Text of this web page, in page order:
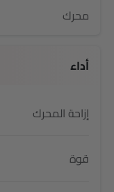
محرك
أداء
إزاحة المحرك
قوة